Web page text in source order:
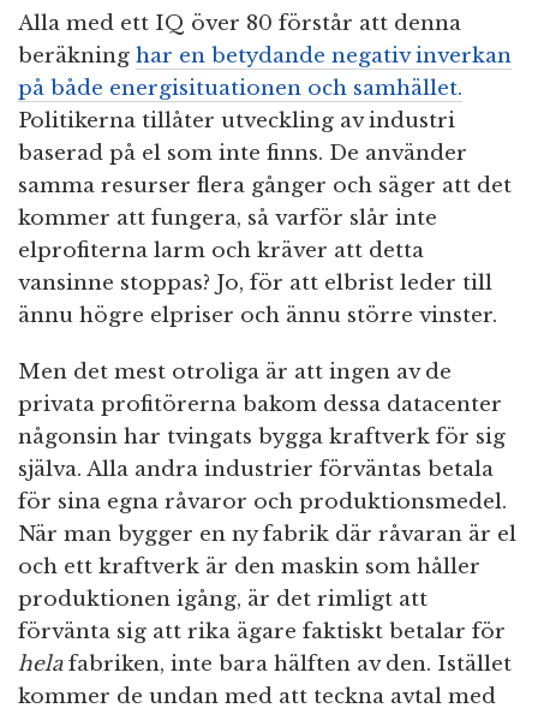
Alla med ett IQ över 80 förstår att denna
beräkning har en betydande negativ inverkan
på både energisituationen och samhället.
Politikerna tillåter utveckling av industri
baserad på el som inte finns. De använder
samma resurser flera gånger och säger att det
kommer att fungera, så varför slår inte
elprofiterna larm och kräver att detta
vansinne stoppas? Jo, för att elbrist leder till
ännu högre elpriser och ännu större vinster.
Men det mest otroliga är att ingen av de
privata profitörerna bakom dessa datacenter
någonsin har tvingats bygga kraftverk för sig
själva. Alla andra industrier förväntas betala
för sina egna råvaror och produktionsmedel.
När man bygger en ny fabrik där råvaran är el
och ett kraftverk är den maskin som håller
produktionen igång, är det rimligt att
förvänta sig att rika ägare faktiskt betalar för
helafabriken, inte bara hälften av den. Istället
kommer de undan med att teckna avtal med